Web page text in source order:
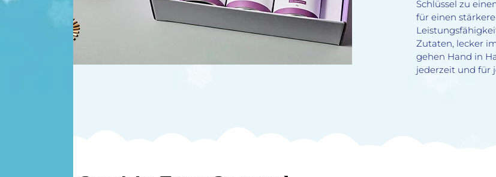
Schlüssel zu
für einen
Zutaten, lecker
gehen Hand in
jederzeit und für